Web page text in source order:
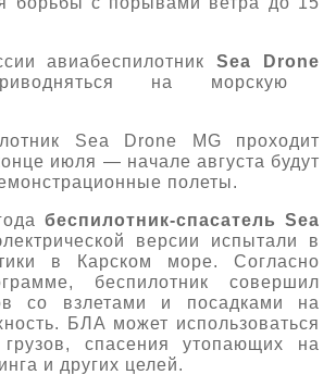
авиабеспилотникSea Drone
на морскую
Sea Drone MG проходит
июля — начале августа будут
полеты.
беспилотник-спасатель Sea
версии испытали в
в Карском море. Согласно
беспилотник совершил
со
взлетами и посадками на
БЛА может использоваться
спасения утопающих на
и других целей.